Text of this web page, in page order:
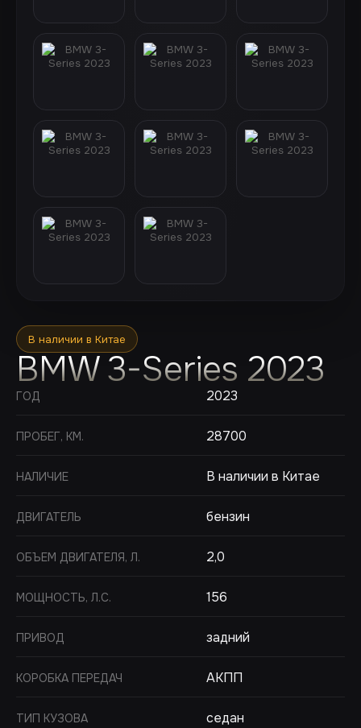
В наличии в Китае
BMW 3-Series 2023
ГОД 2023
ПРОБЕГ, КМ. 28700
НАЛИЧИЕ В наличии в Китае
ДВИГАТЕЛЬ бензин
ОБЪЕМ ДВИГАТЕЛЯ, Л. 2,0
МОЩНОСТЬ, Л.С. 156
ПРИВОД задний
КОРОБКА ПЕРЕДАЧ АКПП
ТИП КУЗОВА седан